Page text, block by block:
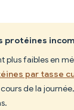
protéines
plus faibles en
par tasse
de la